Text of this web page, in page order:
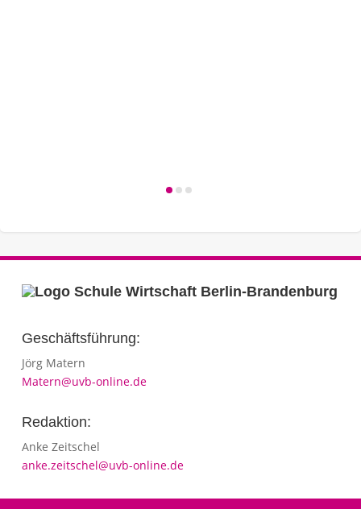
Geschäftsführung:
Jörg Matern
Matern@uvb-online.de
Redaktion:
Anke Zeitschel
anke.zeitschel@uvb-online.de